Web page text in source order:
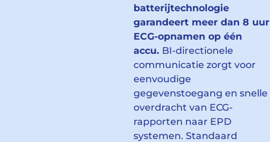
batterijtechnologie
garandeert meer dan 8 uur
ECG-opnamen op één
accu. BI-directionele
communicatie zorgt voor
eenvoudige
gegevenstoegang en snelle
overdracht van ECG-
rapporten naar EPD
systemen. Standaard